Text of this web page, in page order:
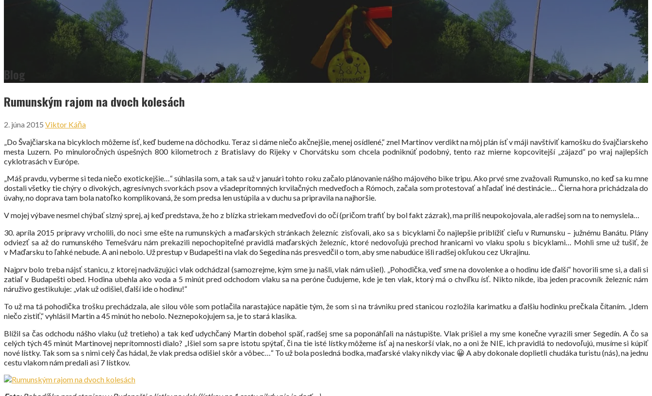
Blog
Rumunským rajom na dvoch kolesách
2. júna 2015 Viktor Káňa
„Do Švajčiarska na bicykloch môžeme ísť, keď budeme na dôchodku. Teraz si dáme niečo akčnejšie, menej osídlené,“ znel Martinov verdikt na môj plán ísť v máji navštíviť kamošku do švajčiarskeho
mesta Luzern. Po minuloročných úspešných 800 kilometroch z Bratislavy do Rijeky v Chorvátsku som chcela podniknúť podobný, tento raz mierne kopcovitejší „zájazd“ po vraj najlepších
cyklotrasách v Európe.
„Máš pravdu, vyberme si teda niečo exotickejšie…“ súhlasila som, a tak sa už v januári tohto roku začalo plánovanie nášho májového bike tripu. Ako prvé sme zvažovali Rumunsko, no keď sa ku mne
dostali všetky tie chýry o divokých, agresívnych svorkách psov a všadeprítomných krvilačných medveďoch a Rómoch, začala som protestovať a hľadať iné destinácie… Čierna hora prichádzala do
úvahy, no doprava tam bola natoľko komplikovaná, že som predsa len ustúpila a v duchu sa pripravila na najhoršie.
V mojej výbave nesmel chýbať slzný sprej, aj keď predstava, že ho z blízka striekam medveďovi do očí (pričom trafiť by bol fakt zázrak), ma príliš neupokojovala, ale radšej som na to nemyslela…
30. apríla 2015 prípravy vrcholili, do noci sme ešte na rumunských a maďarských stránkach železníc zisťovali, ako sa s bicyklami čo najlepšie priblížiť cieľu v Rumunsku – južnému Banátu. Plány
odviezť sa až do rumunského Temešváru nám prekazili nepochopiteľné pravidlá maďarských železníc, ktoré nedovoľujú prechod hranicami vo vlaku spolu s bicyklami… Mohli sme už tušiť, že
v Maďarsku to ľahké nebude. A ani nebolo. Už prestup v Budapešti na vlak do Segedína nás presvedčil o tom, aby sme nabudúce išli radšej okľukou cez Ukrajinu.
Najprv bolo treba nájsť stanicu, z ktorej nadväzujúci vlak odchádzal (samozrejme, kým sme ju našli, vlak nám ušiel). „Pohodička, veď sme na dovolenke a o hodinu ide ďalší“ hovorili sme si, a dali si
zatiaľ v Budapešti obed. Hodina ubehla ako voda a 5 minút pred odchodom vlaku sa na peróne čudujeme, kde je ten vlak, ktorý má o chvíľku ísť. Nikto nikde, iba jeden pracovník železníc nám
náruživo gestikuluje: „vlak už odišiel, ďalší ide o hodinu!“
To už ma tá pohodička trošku prechádzala, ale silou vôle som potlačila narastajúce napätie tým, že som si na trávniku pred stanicou rozložila karimatku a ďalšiu hodinku prečkala čítaním. „Idem
niečo zistiť,“ vyhlásil Martin a 45 minút ho nebolo. Neznepokojujem sa, je to stará klasika.
Blížil sa čas odchodu nášho vlaku (už tretieho) a tak keď udychčaný Martin dobehol späť, radšej sme sa poponáhľali na nástupište. Vlak prišiel a my sme konečne vyrazili smer Segedín. A čo sa
celých tých 45 minút Martinovej neprítomnosti dialo? „Išiel som sa pre istotu spýtať, či na tie isté lístky môžeme ísť aj na neskorší vlak, no a oni že NIE, ich pravidlá to nedovoľujú, musíme si kúpiť
nové lístky. Tak som sa s nimi celý čas hádal, že vlak predsa odišiel skôr a vôbec…“ To už bola posledná bodka, maďarské vlaky nikdy viac 😀 A aby dokonale doplietli chudáka turistu (nás), na jednu
cestu vlakom nám predali asi 7 lístkov.